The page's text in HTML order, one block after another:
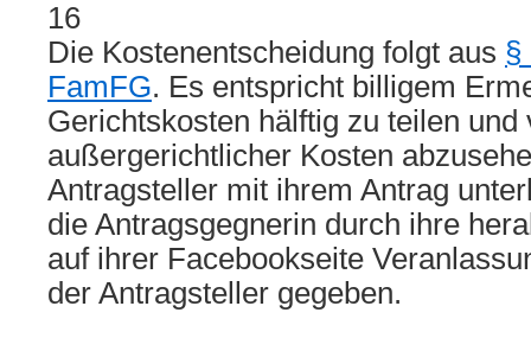
16
Die Kostenentscheidung folgt aus §
FamFG. Es entspricht billigem
Gerichtskosten hälftig zu teilen und
außergerichtlicher Kosten
Antragsteller mit ihrem Antrag
die Antragsgegnerin durch ihre
auf ihrer Facebookseite
der Antragsteller gegeben.